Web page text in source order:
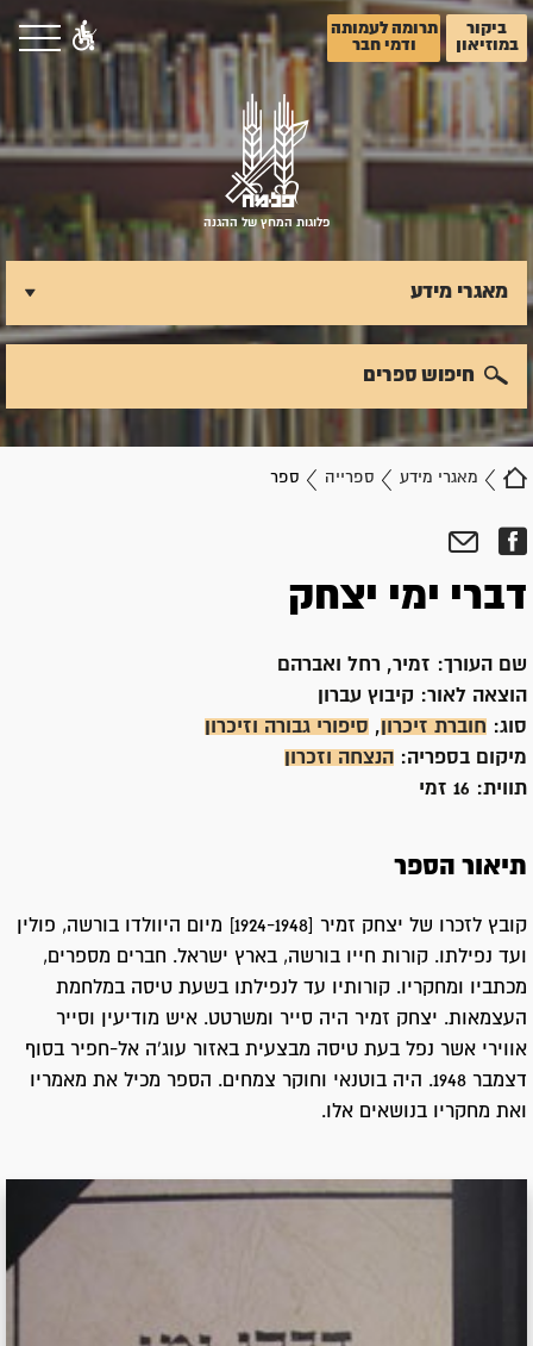
ביקור
במוזיאון
תרומה לעמותה
ודמי חבר
פלוגות המחץ של ההגנה
מאגרי מידע ספרייה ספר
מאגרי מידע
חיפוש ספרים
דברי ימי יצחק
שם העורך: זמיר, רחל ואברהם
הוצאה לאור: קיבוץ עברון
סוג: חוברת זיכרון , סיפורי גבורה וזיכרון
מיקום בספריה:
הנצחה וזכרון
תווית: 16 זמי
תיאור הספר
קובץ לזכרו של יצחק זמיר [1924-1948] מיום היוולדו בורשה, פולין
ועד נפילתו. קורות חייו בורשה, בארץ ישראל. חברים מספרים,
מכתביו ומחקריו. קורותיו עד לנפילתו בשעת טיסה במלחמת
העצמאות. יצחק זמיר היה סייר ומשרטט. איש מודיעין וסייר
אווירי אשר נפל בעת טיסה מבצעית באזור עוג'ה אל-חפיר בסוף
דצמבר 1948. היה בוטנאי וחוקר צמחים. הספר מכיל את מאמריו
ואת מחקריו בנושאים אלו.